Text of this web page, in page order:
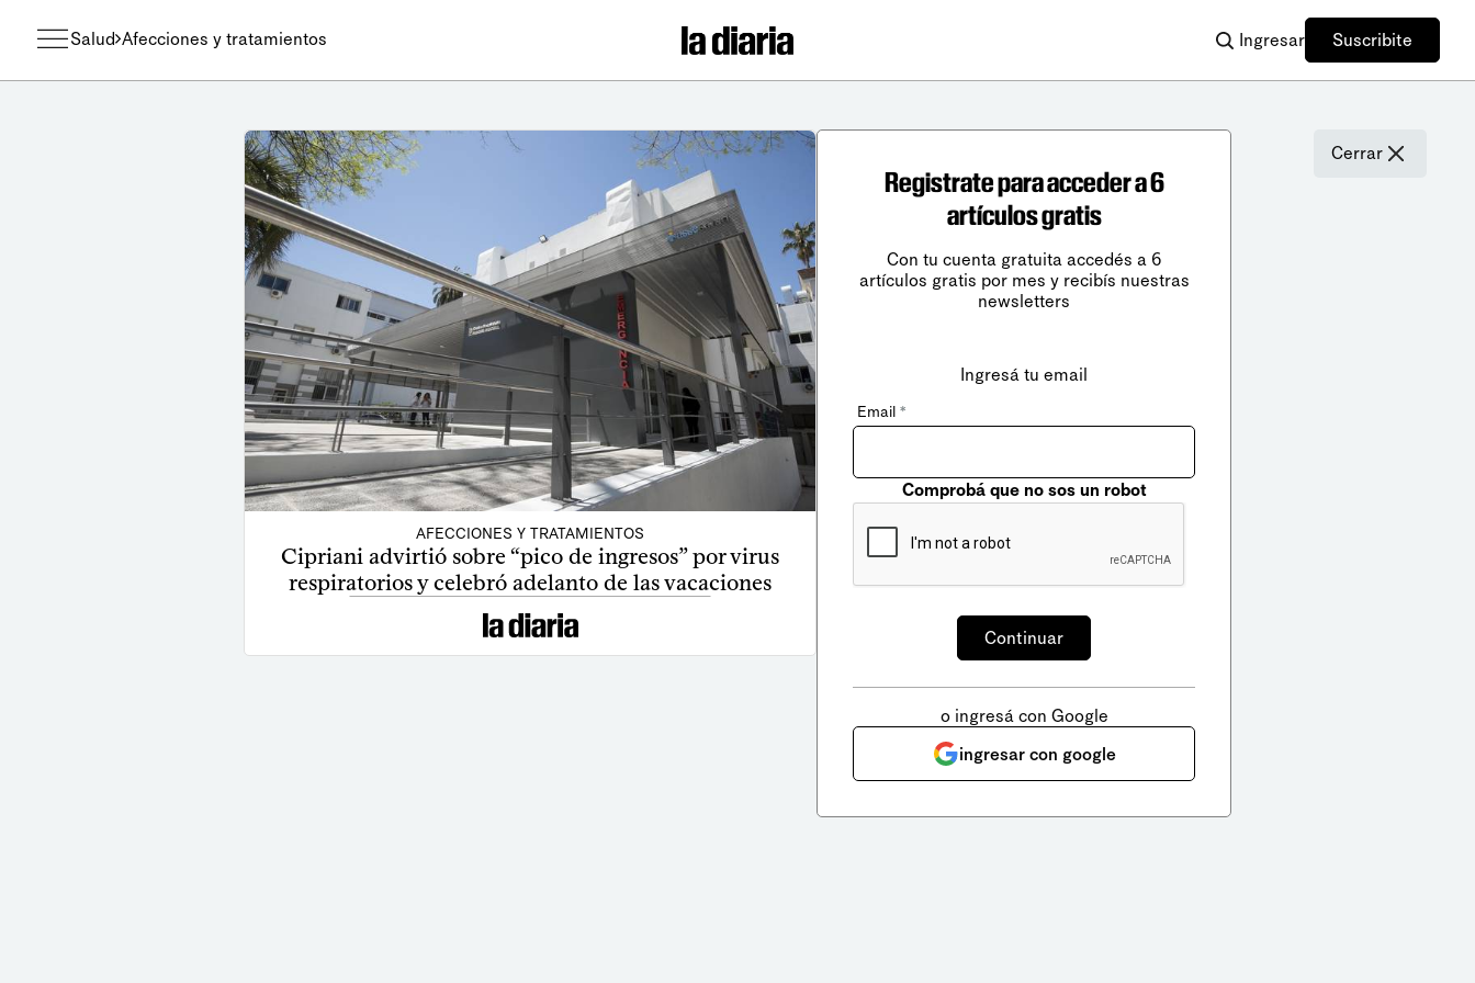
Salud Afecciones y tratamientos Ingresar Suscribite
AFECCIONES Y TRATAMIENTOS
Cipriani advirtió sobre “pico de ingresos” por virus
respiratorios y celebró adelanto de las vacaciones
Cerrar
Registrate para acceder a 6
artículos gratis
Con tu cuenta gratuita accedés a 6
artículos gratis por mes y recibís nuestras
newsletters
Ingresá tu email
Email *
Comprobá que no sos un robot
o ingresá con Google
ingresar con google